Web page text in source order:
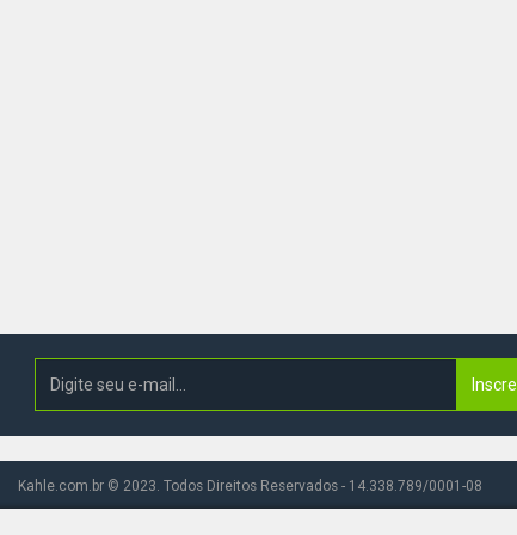
Kahle.com.br © 2023. Todos Direitos Reservados - 14.338.789/0001-08